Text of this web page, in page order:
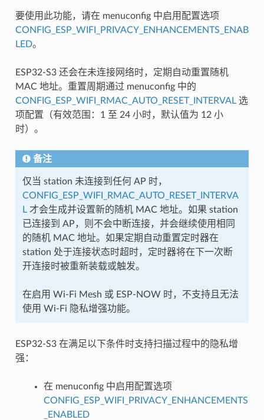
要使用此功能，请在 menuconfig 中启用配置选项
CONFIG_ESP_WIFI_PRIVACY_ENHANCEMENTS_ENAB
LED。
ESP32-S3 还会在未连接网络时，定期自动重置随机
MAC 地址。重置周期通过 menuconfig 中的
CONFIG_ESP_WIFI_RMAC_AUTO_RESET_INTERVAL选
项配置（有效范围：1 至 24 小时，默认值为 12 小
时）。
备注
仅当 station 未连接到任何 AP 时，
CONFIG_ESP_WIFI_RMAC_AUTO_RESET_INTERVA
L才会生成并设置新的随机 MAC 地址。如果 station
已连接到 AP，则不会中断连接，并会继续使用相同
的随机 MAC 地址。如果定期自动重置定时器在
station 处于连接状态时超时，定时器将在下一次断
开连接时被重新装载或触发。
在启用 Wi-Fi Mesh 或 ESP-NOW 时，不支持且无法
使用 Wi-Fi 隐私增强功能。
ESP32-S3 在满足以下条件时支持扫描过程中的隐私增
强：
在 menuconfig 中启用配置选项
CONFIG_ESP_WIFI_PRIVACY_ENHANCEMENTS
_ENABLED